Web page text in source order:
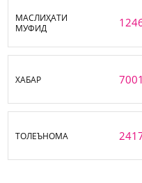
МАСЛИҲАТИ
МУФИД
ХАБАР 7001
ТОЛЕЪНОМА